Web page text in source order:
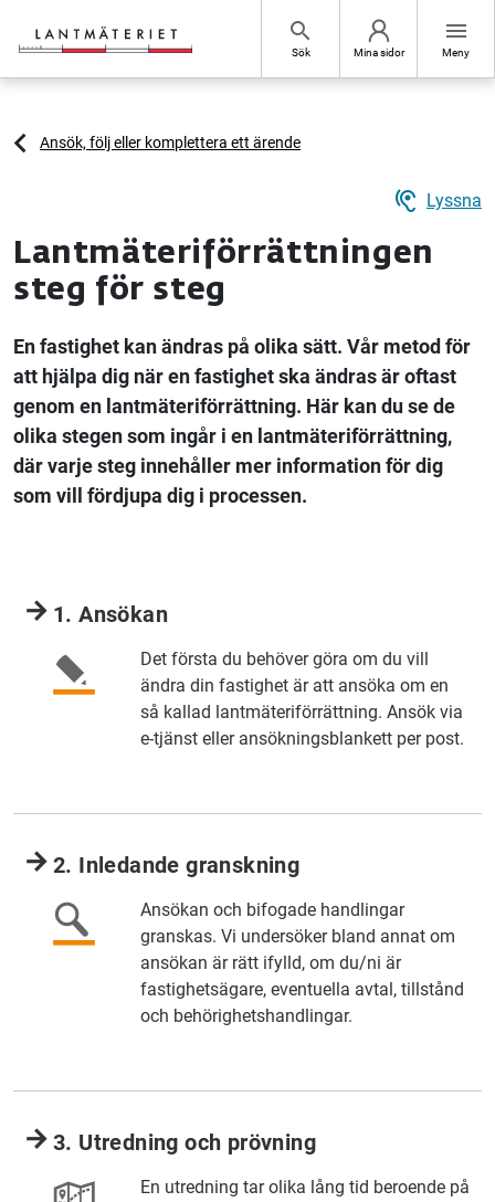
search
Sök Mina sidor
menu
Meny
Ansök, följ eller komplettera ett ärende
hearing Lyssna
Lantmäteriförrättningen
steg för steg
En fastighet kan ändras på olika sätt. Vår metod för
att hjälpa dig när en fastighet ska ändras är oftast
genom en lantmäteriförrättning. Här kan du se de
olika stegen som ingår i en lantmäteriförrättning,
där varje steg innehåller mer information för dig
som vill fördjupa dig i processen.
1. Ansökan
Det första du behöver göra om du vill
ändra din fastighet är att ansöka om en
så kallad lantmäteriförrättning. Ansök via
e-tjänst eller ansökningsblankett per post.
2. Inledande granskning
Ansökan och bifogade handlingar
granskas. Vi undersöker bland annat om
ansökan är rätt ifylld, om du/ni är
fastighetsägare, eventuella avtal, tillstånd
och behörighetshandlingar.
3. Utredning och prövning
En utredning tar olika lång tid beroende på